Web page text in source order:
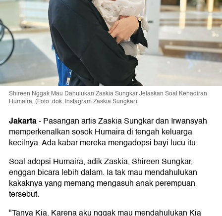
Shireen Nggak Mau Dahulukan Zaskia Sungkar Jelaskan Soal Kehadiran
Humaira. (Foto: dok. Instagram Zaskia Sungkar)
Jakarta-Pasangan artis Zaskia Sungkar dan Irwansyah
memperkenalkan sosok Humaira di tengah keluarga
kecilnya. Ada kabar mereka mengadopsi bayi lucu itu.
Soal adopsi Humaira, adik Zaskia, Shireen Sungkar,
enggan bicara lebih dalam. Ia tak mau mendahulukan
kakaknya yang memang mengasuh anak perempuan
tersebut.
"Tanya Kia. Karena aku nggak mau mendahulukan Kia